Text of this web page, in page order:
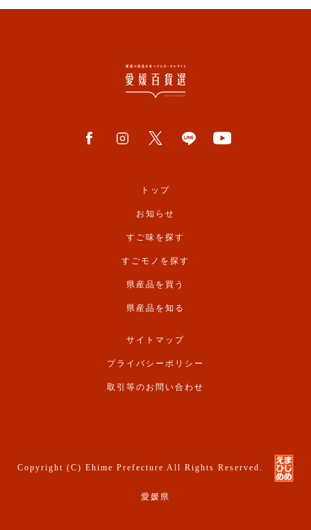
トップ
お知らせ
すご味を探す
すごモノを探す
県産品を買う
県産品を知る
サイトマップ
プライバシーポリシー
取引等のお問い合わせ
Copyright (C) Ehime Prefecture All Rights Reserved.
愛媛県